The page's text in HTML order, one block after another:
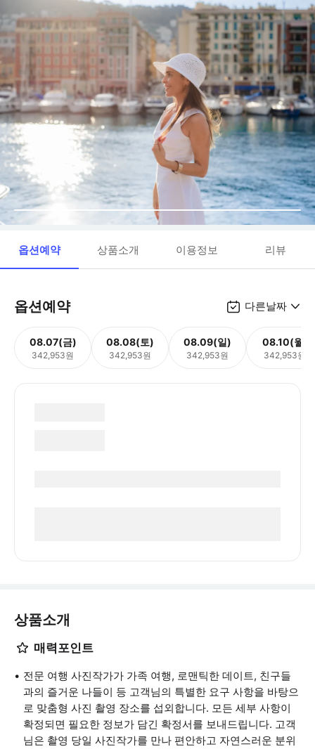
옵션예약 상품소개 이용정보 리뷰
옵션예약 다른날짜
08.07(금)
342,953원
08.08(토)
342,953원
08.09(일)
342,953원
08.10(월)
342,953원
상품소개
매력포인트
전문 여행 사진작가가 가족 여행, 로맨틱한 데이트, 친구들
과의 즐거운 나들이 등 고객님의 특별한 요구 사항을 바탕으
로 맞춤형 사진 촬영 장소를 섭외합니다. 모든 세부 사항이
확정되면 필요한 정보가 담긴 확정서를 보내드립니다. 고객
님은 촬영 당일 사진작가를 만나 편안하고 자연스러운 분위